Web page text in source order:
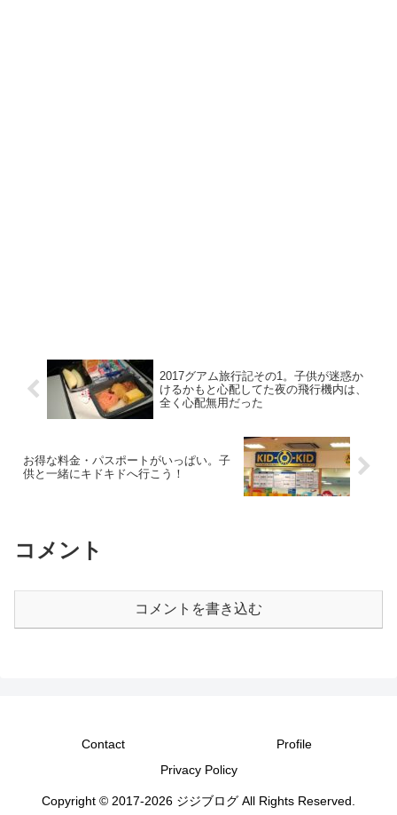
2017グアム旅行記その1。子供が迷惑か
けるかもと心配してた夜の飛行機内は、
全く心配無用だった
お得な料金・パスポートがいっぱい。子
供と一緒にキドキドへ行こう！
コメント
コメントを書き込む
Contact
Profile
Privacy Policy
Copyright © 2017-2026 ジジブログ All Rights Reserved.